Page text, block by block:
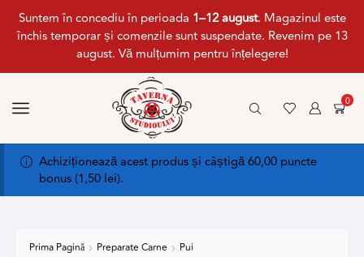
Suntem în concediu în perioada 1–12 august. Magazinul este
închis temporar și comenzile sunt suspendate. Revenim pe 13
august. Vă mulțumim pentru înțelegere!
0
Achiziționează acest produs și câștigă 60,00 puncte
bonus (1,50 lei).
Prima Pagină Preparate Carne Pui